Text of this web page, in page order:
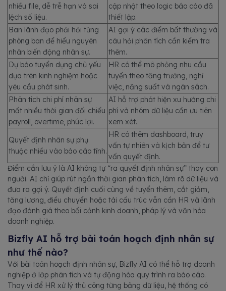
nhiều file, dễ trễ hạn và sai
lệch số liệu.
cập nhật theo logic báo cáo đã
thiết lập.
Ban lãnh đạo phải hỏi từng
phòng ban để hiểu nguyên
nhân biến động nhân sự.
AI gợi ý các điểm bất thường và
câu hỏi phân tích cần kiểm tra
thêm.
Dự báo tuyển dụng chủ yếu
dựa trên kinh nghiệm hoặc
yêu cầu phát sinh.
HR có thể mô phỏng nhu cầu
tuyển theo tăng trưởng, nghỉ
việc, năng suất và ngân sách.
Phân tích chi phí nhân sự
mất nhiều thời gian đối chiếu
payroll, overtime, phúc lợi.
AI hỗ trợ phát hiện xu hướng chi
phí và nhóm dữ liệu cần ưu tiên
xem xét.
Quyết định nhân sự phụ
thuộc nhiều vào báo cáo tĩnh.
HR có thêm dashboard, truy
vấn tự nhiên và kịch bản để tư
vấn quyết định.
Điểm cần lưu ý là AI không tự “ra quyết định nhân sự” thay con
người. AI chỉ giúp rút ngắn thời gian phân tích, làm rõ dữ liệu và
đưa ra gợi ý. Quyết định cuối cùng về tuyển thêm, cắt giảm,
tăng lương, điều chuyển hoặc tái cấu trúc vẫn cần HR và lãnh
đạo đánh giá theo bối cảnh kinh doanh, pháp lý và văn hóa
doanh nghiệp.
Bizfly AI hỗ trợ bài toán hoạch định nhân sự
như thế nào?
Với bài toán hoạch định nhân sự, Bizfly AI có thể hỗ trợ doanh
nghiệp ở lớp phân tích và tự động hóa quy trình ra báo cáo.
Thay vì để HR xử lý thủ công từng bảng dữ liệu, hệ thống có